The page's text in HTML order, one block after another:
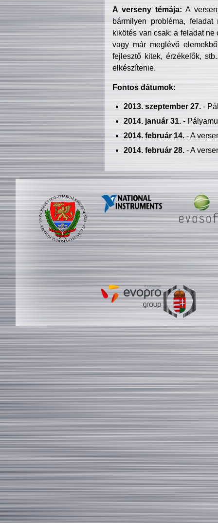
A verseny témája: A
bármilyen probléma, feladat
kikötés van csak: a feladat
vagy már meglévő
fejlesztő kitek, érzékelők,
elkészítenie.
Fontos dátumok:
2013. szeptember 27.-
2014. január 31.-
2014. február 14.- A
2014. február 28.- A